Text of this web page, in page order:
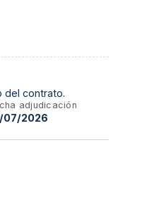
del contrato.
adjudicación
07/2026